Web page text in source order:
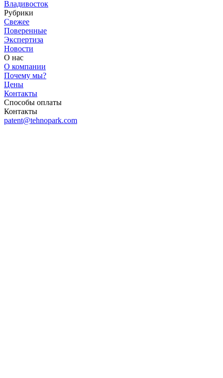
Владивосток
Рубрики
Свежее
Поверенные
Экспертиза
Новости
О нас
О компании
Почему мы?
Цены
Контакты
Способы оплаты
Контакты
patent@tehnopark.com